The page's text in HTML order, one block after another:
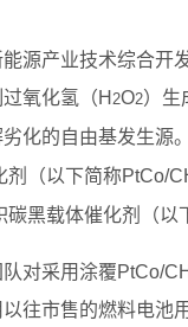
能源产业技术综合开
氧化氢（H 2O2）生
化的自由基发生源
剂（以下简称PtCo/
碳黑载体催化剂（以
对采用涂覆PtCo/
往市售的燃料电池